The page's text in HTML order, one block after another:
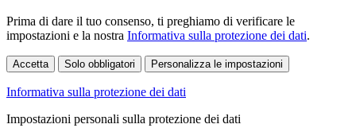
Prima di dare il tuo consenso, ti preghiamo di verificare le
impostazioni e la nostra Informativa sulla protezione dei dati.
Accetta Solo obbligatori Personalizza le impostazioni
Informativa sulla protezione dei dati
Impostazioni personali sulla protezione dei dati